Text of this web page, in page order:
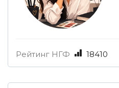
Рейтинг НГФ 18410